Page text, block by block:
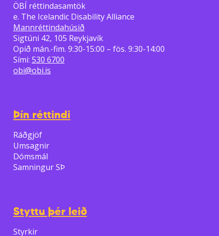
ÖBÍ réttindasamtök
e. The Icelandic Disability Alliance
Mannréttindahúsið
Sigtúni 42, 105 Reykjavík
Opið mán.-fim. 9:30-15:00 – fös. 9:30-14:00
Sími: 530 6700
obi@obi.is
Þín réttindi
Ráðgjöf
Umsagnir
Dómsmál
Samningur SÞ
Styttu þér leið
Styrkir